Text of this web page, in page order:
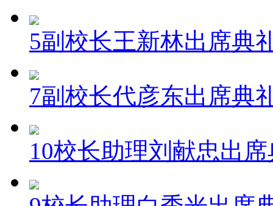
5副校长王新林出席典
7副校长代彦东出席典
10校长助理刘献忠出